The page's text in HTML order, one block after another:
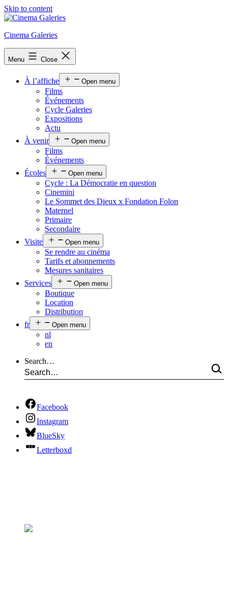
Skip to content
Cinema Galeries
Menu Close
À l’affiche Open menu
Films
Événements
Cycle Galeries
Expositions
Actu
À venir
Open menu
Films
Événements
Écoles
Open menu
Cycle : La Démocratie en question
Cinemini
Le Sommet des Dieux x Fondation Folon
Maternel
Primaire
Secondaire
Visite
Open menu
Se rendre au cinéma
Tarifs et abonnements
Mesures sanitaires
Services
Open menu
Boutique
Location
Distribution
fr
Open menu
nl
en
Search…
Facebook
Instagram
BlueSky
Letterboxd